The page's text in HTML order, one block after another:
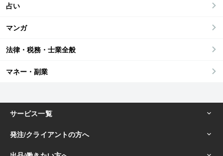
占い
マンガ
法律・税務・士業全般
マネー・副業